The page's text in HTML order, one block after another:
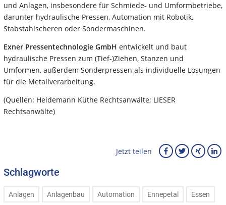
und Anlagen, insbesondere für Schmiede- und Umformbetriebe,
darunter hydraulische Pressen, Automation mit Robotik,
Stabstahlscheren oder Sondermaschinen.
Exner Pressentechnologie GmbH entwickelt und baut
hydraulische Pressen zum (Tief-)Ziehen, Stanzen und
Umformen, außerdem Sonderpressen als individuelle Lösungen
für die Metallverarbeitung.
(Quellen: Heidemann Küthe Rechtsanwälte; LIESER
Rechtsanwälte)
Jetzt teilen
Schlagworte
Anlagen Anlagenbau Automation Ennepetal Essen